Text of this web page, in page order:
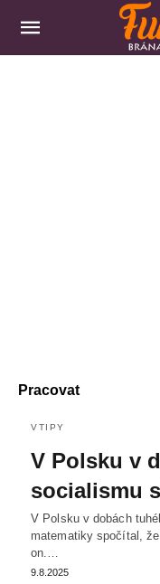
Pracovat
VTIPY
V Polsku v
socialismu
V Polsku v dobách
matematiky spočítal,
on.…
9.8.2025